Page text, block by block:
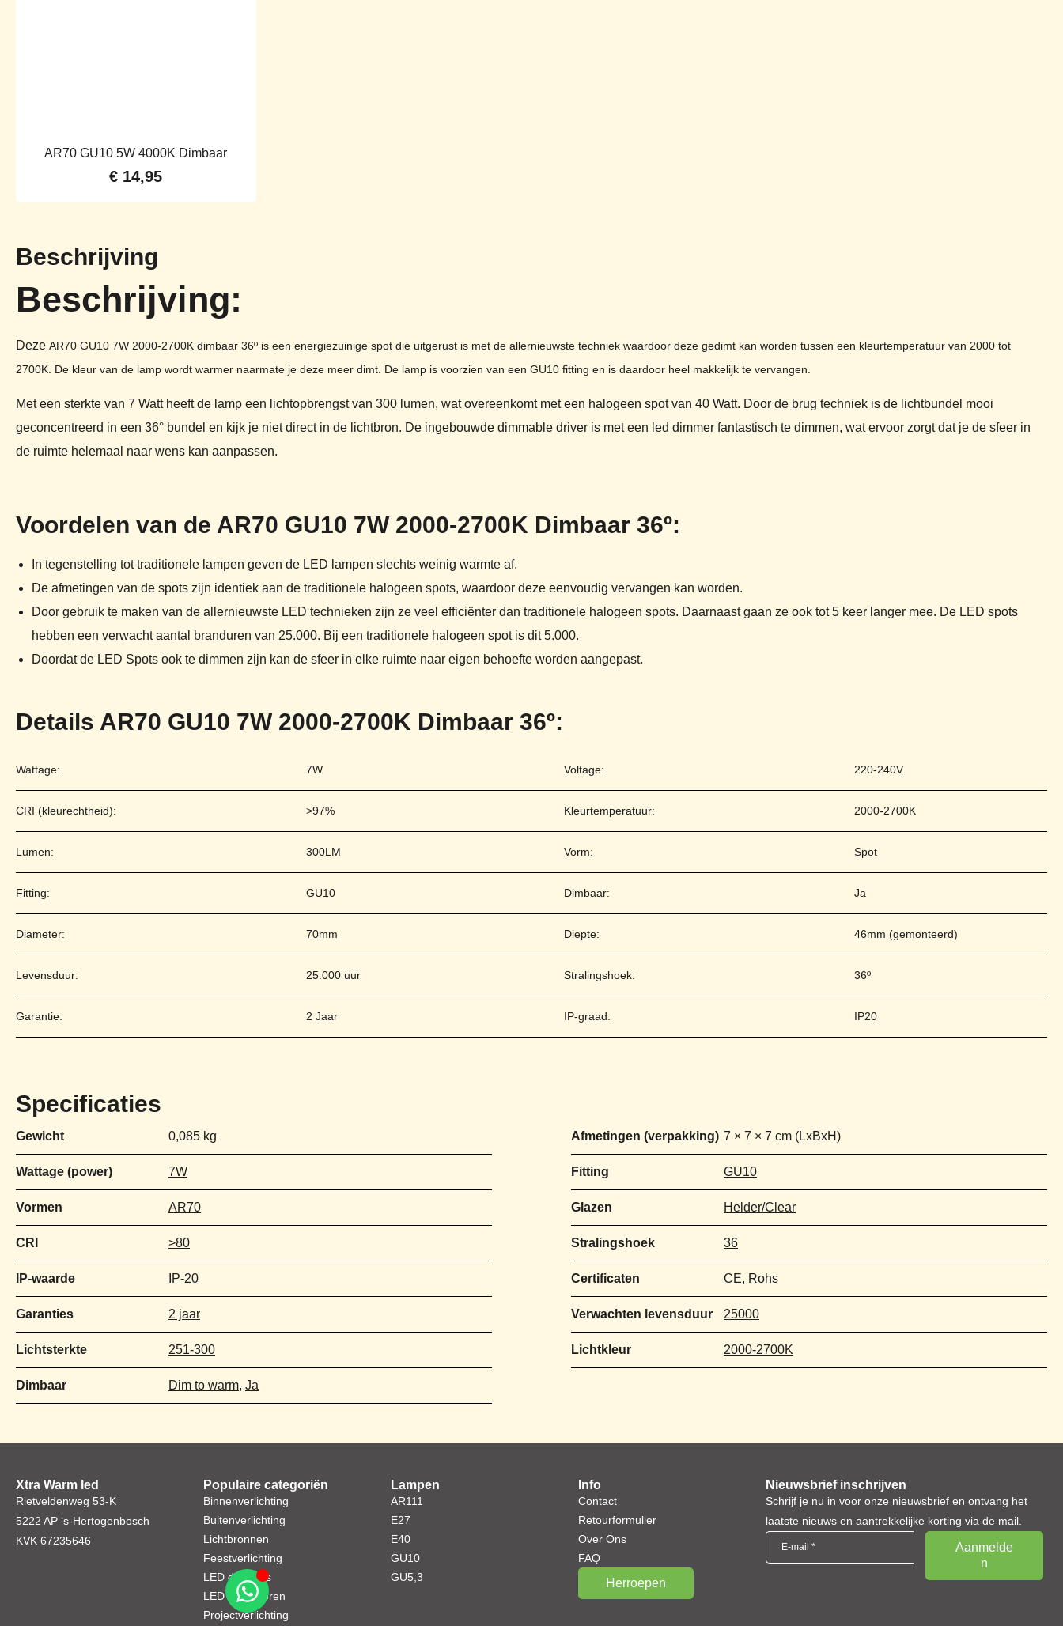
AR70 GU10 5W 4000K Dimbaar
€ 14,95
Beschrijving
Beschrijving:
Deze AR70 GU10 7W 2000-2700K dimbaar 36º is een energiezuinige spot die uitgerust is met de allernieuwste techniek waardoor deze gedimt kan worden tussen een kleurtemperatuur van 2000 tot
2700K. De kleur van de lamp wordt warmer naarmate je deze meer dimt. De lamp is voorzien van een GU10 fitting en is daardoor heel makkelijk te vervangen.
Met een sterkte van 7 Watt heeft de lamp een lichtopbrengst van 300 lumen, wat overeenkomt met een halogeen spot van 40 Watt. Door de brug techniek is de lichtbundel mooi
geconcentreerd in een 36° bundel en kijk je niet direct in de lichtbron. De ingebouwde dimmable driver is met een led dimmer fantastisch te dimmen, wat ervoor zorgt dat je de sfeer in
de ruimte helemaal naar wens kan aanpassen.
Voordelen van de AR70 GU10 7W 2000-2700K Dimbaar 36º:
In tegenstelling tot traditionele lampen geven de LED lampen slechts weinig warmte af.
De afmetingen van de spots zijn identiek aan de traditionele halogeen spots, waardoor deze eenvoudig vervangen kan worden.
Door gebruik te maken van de allernieuwste LED technieken zijn ze veel efficiënter dan traditionele halogeen spots. Daarnaast gaan ze ook tot 5 keer langer mee. De LED spots
hebben een verwacht aantal branduren van 25.000. Bij een traditionele halogeen spot is dit 5.000.
Doordat de LED Spots ook te dimmen zijn kan de sfeer in elke ruimte naar eigen behoefte worden aangepast.
Details AR70 GU10 7W 2000-2700K Dimbaar 36º:
Wattage: 7W Voltage: 220-240V
CRI (kleurechtheid): >97% Kleurtemperatuur: 2000-2700K
Lumen: 300LM Vorm: Spot
Fitting: GU10 Dimbaar: Ja
Diameter: 70mm Diepte: 46mm (gemonteerd)
Levensduur: 25.000 uur Stralingshoek: 36º
Garantie: 2 Jaar IP-graad: IP20
Specificaties
Gewicht 0,085 kg Afmetingen 7 × 7 × 7 cm
Wattage (power) 7W Fitting GU10
Vormen AR70 Glazen Helder/Clear
CRI >80 Stralingshoek 36
IP-waarde IP-20 Certificaten CE, Rohs
Garanties 2 jaar Verwachten levensduur 25000
Lichtsterkte 251-300 Lichtkleur 2000-2700K
Dimbaar Dim to warm, Ja
Xtra Warm led
Rietveldenweg 53-K
5222 AP ‘s-Hertogenbosch
KVK 67235646
Populaire categoriën
Binnenverlichting
Buitenverlichting
Lichtbronnen
Feestverlichting
LED dimmers
LED toebehoren
Projectverlichting
Lampen
AR111
E27
E40
GU10
GU5,3
Info
Contact
Retourformulier
Over Ons
FAQ
Herroepen
Nieuwsbrief inschrijven
Schrijf je nu in voor onze nieuwsbrief en ontvang het
laatste nieuws en aantrekkelijke korting via de mail.